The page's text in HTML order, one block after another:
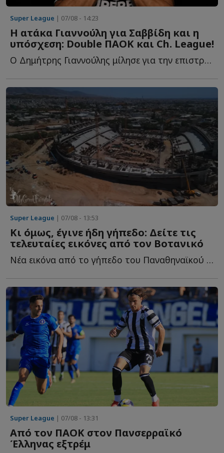
Super League | 07/08 - 14:23
Η ατάκα Γιαννούλη για Σαββίδη και η
υπόσχεση: Double ΠΑΟΚ και Ch. League!
Ο Δημήτρης Γιαννούλης μίλησε για την επιστροφή του σ...
Super League | 07/08 - 13:53
Κι όμως, έγινε ήδη γήπεδο: Δείτε τις
τελευταίες εικόνες από τον Βοτανικό
Νέα εικόνα από το γήπεδο του Παναθηναϊκού και τις εγκαταστάσεις τ...
Super League | 07/08 - 13:31
Από τον ΠΑΟΚ στον Πανσερραϊκό
Έλληνας εξτρέμ